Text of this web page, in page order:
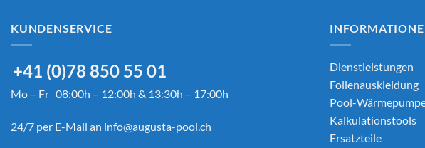
KUNDENSERVICE
+41 (0)78 850 55 01
Mo – Fr 08:00h – 12:00h & 13:30h – 17:00h
24/7 per E-Mail an info@augusta-pool.ch
Dienstleistungen
Folienauskleidung
Pool-
Kalkulationstools
Ersatzteile